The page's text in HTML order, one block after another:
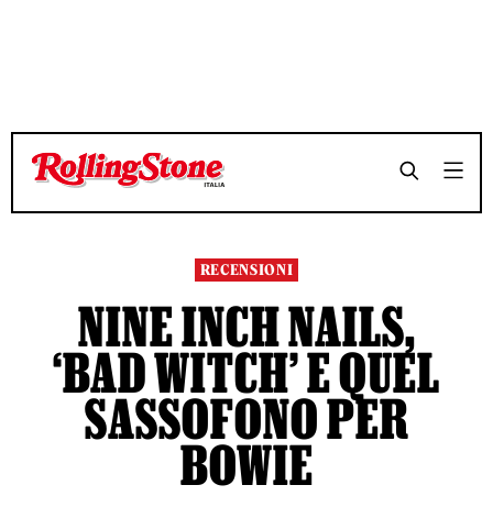
TEMPO DI LETTURA 4 MINUTI
TEMPO DI LETTURA 4 MINUTI
RECENSIONI
NINE INCH NAILS,
‘BAD WITCH’ E QUEL
SASSOFONO PER
BOWIE